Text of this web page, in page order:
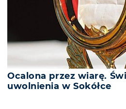
Ocalona przez wiarę.
uwolnienia w Sokółce